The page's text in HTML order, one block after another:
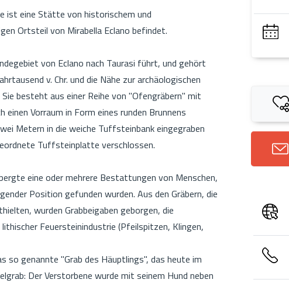
ist eine Stätte von historischem und
Ortsteil von Mirabella Eclano befindet.
von Eclano nach Taurasi führt, und gehört
v. Chr. und die Nähe zur archäologischen
besteht aus einer Reihe von "Ofengräbern" mit
einen Vorraum in Form eines runden Brunnens
Metern in die weiche Tuffsteinbank eingegraben
Tuffsteinplatte verschlossen.
eine oder mehrere Bestattungen von Menschen,
Position gefunden wurden. Aus den Gräbern, die
wurden Grabbeigaben geborgen, die
Feuersteinindustrie (Pfeilspitzen, Klingen,
so genannte "Grab des Häuptlings", das heute im
Der Verstorbene wurde mit seinem Hund neben